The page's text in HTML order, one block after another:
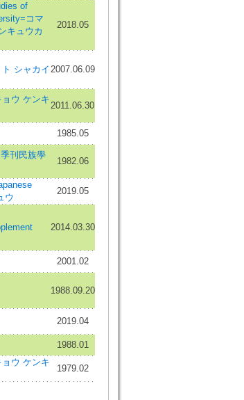
of
コマ
キュウカ
2018.05
シャカイ2007.06.09
ウ ケンキ
2011.06.30
1985.05
刊民族學
1982.06
ウ
2019.05
2014.03.30
2001.02
1988.09.20
2019.04
1988.01
ウ ケンキ
1979.02